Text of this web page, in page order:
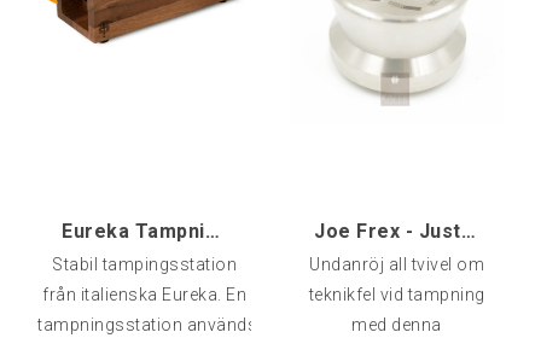
Eureka Tampningsstation dubbel, Valnöt
Stabil tampingsstation
från italienska Eureka. En
tampningsstation används
Joe Frex - Justerbar Precisionstamper, 54 mm
Undanröj all tvivel om
teknikfel vid tampning
med denna